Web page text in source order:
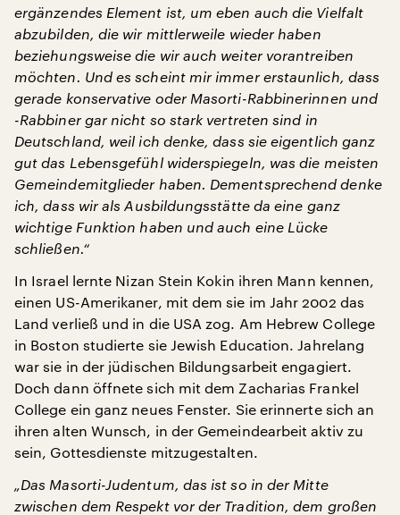
ergänzendes Element ist, um eben auch die Vielfalt
abzubilden, die wir mittlerweile wieder haben
beziehungsweise die wir auch weiter vorantreiben
möchten. Und es scheint mir immer erstaunlich, dass
gerade konservative oder Masorti-Rabbinerinnen und
-Rabbiner gar nicht so stark vertreten sind in
Deutschland, weil ich denke, dass sie eigentlich ganz
gut das Lebensgefühl widerspiegeln, was die meisten
Gemeindemitglieder haben. Dementsprechend denke
ich, dass wir als Ausbildungsstätte da eine ganz
wichtige Funktion haben und auch eine Lücke
schließen.“
In Israel lernte Nizan Stein Kokin ihren Mann kennen,
einen US-Amerikaner, mit dem sie im Jahr 2002 das
Land verließ und in die USA zog. Am Hebrew College
in Boston studierte sie Jewish Education. Jahrelang
war sie in der jüdischen Bildungsarbeit engagiert.
Doch dann öffnete sich mit dem Zacharias Frankel
College ein ganz neues Fenster. Sie erinnerte sich an
ihren alten Wunsch, in der Gemeindearbeit aktiv zu
sein, Gottesdienste mitzugestalten.
„Das Masorti-Judentum, das ist so in der Mitte
zwischen dem Respekt vor der Tradition, dem großen